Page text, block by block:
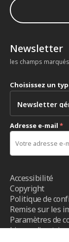
Newsletter
les champs
Choisissez un
Adresse e-mail *
Accessibilité
Copyright
Politique de
Remise sur les
Paramètres de
Lignes